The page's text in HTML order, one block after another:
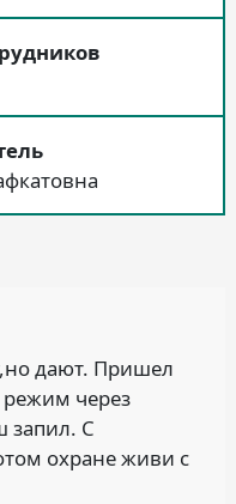
дают. Пришел
через
запил. С
охране живи с